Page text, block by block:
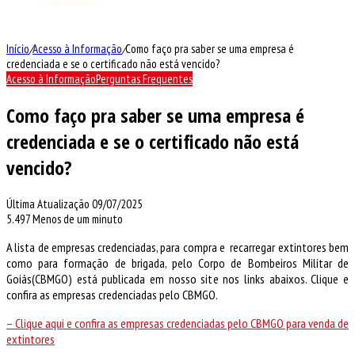
Início/Acesso à Informação/Como faço pra saber se uma empresa é
credenciada e se o certificado não está vencido?
Acesso à InformaçãoPerguntas Frequentes
Como faço pra saber se uma empresa é
credenciada e se o certificado não está
vencido?
Última Atualização 09/07/2025
5.497Menos de um minuto
A lista de empresas credenciadas, para compra e recarregar extintores bem
como para formação de brigada, pelo Corpo de Bombeiros Militar de
Goiás(CBMGO) está publicada em nosso site nos links abaixos. Clique e
confira as empresas credenciadas pelo CBMGO.
– Clique aqui e confira as empresas credenciadas pelo CBMGO para venda de
extintores